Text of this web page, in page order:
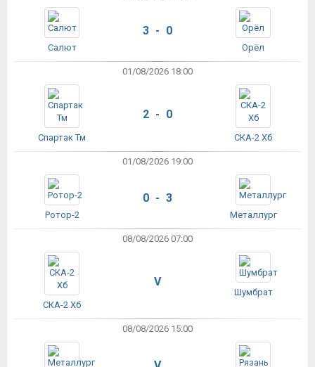
Салют
3 - 0
Орёл
01/08/2026 18:00
Спартак Тм
2 - 0
СКА-2 Хб
01/08/2026 19:00
Ротор-2
0 - 3
Металлург
08/08/2026 07:00
СКА-2 Хб
V
Шумбрат
08/08/2026 15:00